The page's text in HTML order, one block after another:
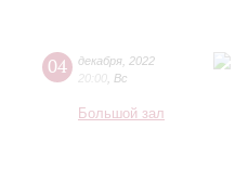
04 декабря 2022
20:00 Вс
Большой зал